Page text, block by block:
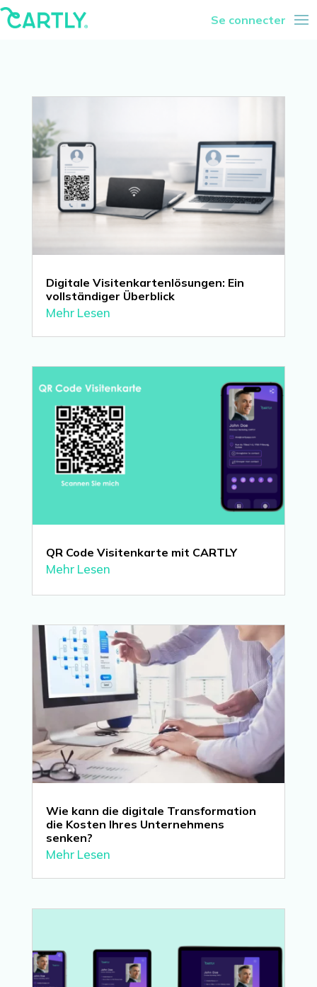
Se connecter
Digitale Visitenkartenlösungen: Ein
vollständiger Überblick
Mehr Lesen
QR Code Visitenkarte mit CARTLY
Mehr Lesen
Wie kann die digitale Transformation
die Kosten Ihres Unternehmens
senken?
Mehr Lesen